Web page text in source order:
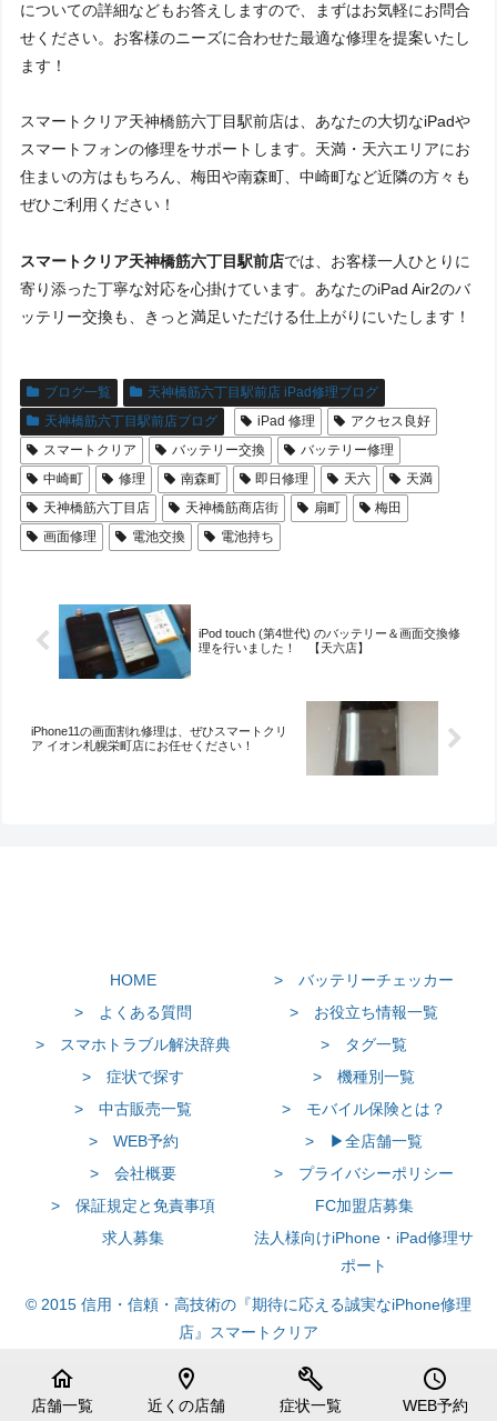
についての詳細などもお答えしますので、まずはお気軽にお問合
せください。お客様のニーズに合わせた最適な修理を提案いたし
ます！
スマートクリア天神橋筋六丁目駅前店は、あなたの大切なiPadや
スマートフォンの修理をサポートします。天満・天六エリアにお
住まいの方はもちろん、梅田や南森町、中崎町など近隣の方々も
ぜひご利用ください！
スマートクリア天神橋筋六丁目駅前店では、お客様一人ひとりに
寄り添った丁寧な対応を心掛けています。あなたのiPad Air2のバ
ッテリー交換も、きっと満足いただける仕上がりにいたします！
ブログ一覧
天神橋筋六丁目駅前店 iPad修理ブログ
天神橋筋六丁目駅前店ブログ
iPad 修理
アクセス良好
スマートクリア
バッテリー交換
バッテリー修理
中崎町
修理 南森町 即日修理 天六
天満
天神橋筋六丁目店
天神橋筋商店街 扇町
梅田
画面修理
電池交換 電池持ち
iPod touch (第4世代) のバッテリー＆画面交換修
理を行いました！ 【天六店】
iPhone11の画面割れ修理は、ぜひスマートクリ
ア イオン札幌栄町店にお任せください！
HOME
> バッテリーチェッカー
> よくある質問
> お役立ち情報一覧
> スマホトラブル解決辞典
> タグ一覧
> 症状で探す
> 機種別一覧
> 中古販売一覧
> モバイル保険とは？
> WEB予約
> ▶全店舗一覧
> 会社概要
> プライバシーポリシー
> 保証規定と免責事項
FC加盟店募集
求人募集
法人様向けiPhone・iPad修理サ
ポート
© 2015 信用・信頼・高技術の『期待に応える誠実なiPhone修理
店』スマートクリア
home
店舗一覧
location_on
近くの店舗
build
症状一覧
schedule
WEB予約